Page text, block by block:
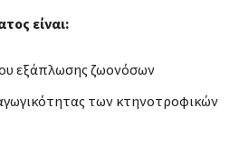
είναι:
εξάπλωσης ζωονόσων
των κτηνοτροφικών